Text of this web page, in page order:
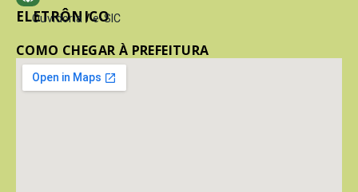
ELETRÔNICO
Ouvidoria / e-SIC
COMO CHEGAR À PREFEITURA